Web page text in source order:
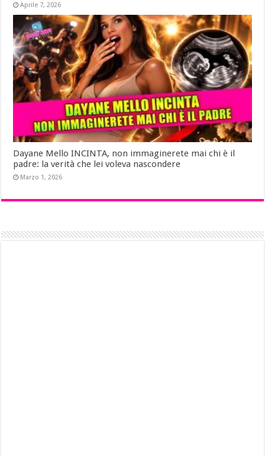
Aprile 7, 2026
Dayane Mello INCINTA, non immaginerete mai chi è il
padre: la verità che lei voleva nascondere
Marzo 1, 2026